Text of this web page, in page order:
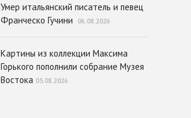
Умер итальянский писатель и певец
Франческо Гучини
06.08.2026
Картины из коллекции Максима
Горького пополнили собрание Музея
Востока 05.08.2026